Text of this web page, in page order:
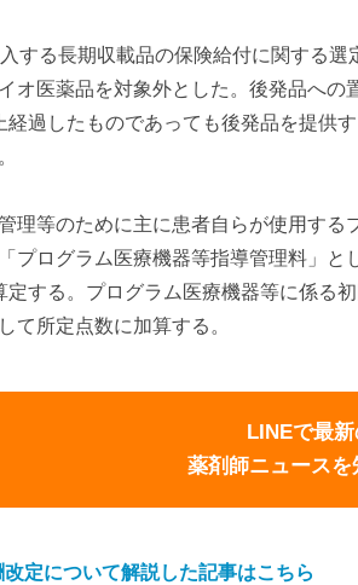
する長期収載品の保険給付に関する
オ医薬品を対象外とした。後発品への
経過したものであっても後発品を提供
理等のために主に患者自らが使用す
プログラム医療機器等指導管理料」と
定する。プログラム医療機器等に係る
て所定点数に加算する。
LINEで最
薬剤師ニュースを
定について解説した記事はこちら